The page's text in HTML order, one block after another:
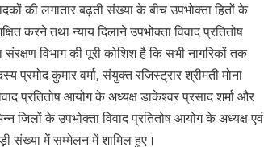
की लगातार बढ़ती संख्या के बीच उपभोक्ता हितों के
करने तथा न्याय दिलाने उपभोक्ता विवाद प्रतितोष
विभाग की पूरी कोशिश है कि सभी नागरिकों तक
कुमार वर्मा, संयुक्त रजिस्ट्रार श्रीमती मोना
प्रतितोष आयोग के अध्यक्ष डाकेश्वर प्रसाद शर्मा और
जिलों के उपभोक्ता विवाद प्रतितोष आयोग के अध्यक्ष एवं
संख्या में सम्मेलन में शामिल हुए।